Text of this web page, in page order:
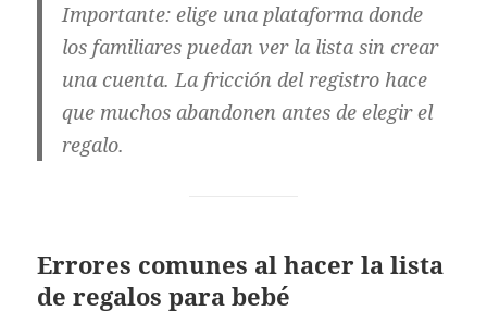
Importante:elige una plataforma donde
los familiares puedan ver la lista sin crear
una cuenta. La fricción del registro hace
que muchos abandonen antes de elegir el
regalo.
Errores comunes al hacer la lista
de regalos para bebé